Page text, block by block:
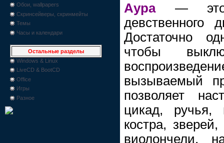
Обои, wallpapers
Скринсейверы, скринмейты
Темы
Часы и календари
Остальные разделы
Windows & Linux
LiveCD & BootCD
Office
Игры
Разное
Аура— этo
девственного
Достаточно
чтобы
вызываемый
позволяет
цикад, ручья,
кoстра,
виолончели,